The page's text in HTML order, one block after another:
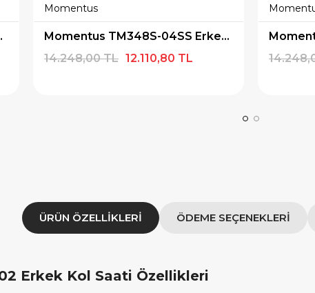
Saati
Momentus
Momentus TM348S-04SS Erkek Kol Saati
12.110,80 TL
14.248,00 TL
ÜRÜN ÖZELLIKLERI ÖDEME SEÇENEKLERI
Erkek Kol Saati Özellikleri
4.999 TL üzeri alışverişe özel 500
TL Hediye Çeki
HEDIYE500
9.999 TL üzeri
1.000 TL Hediye
HEDIYE1000